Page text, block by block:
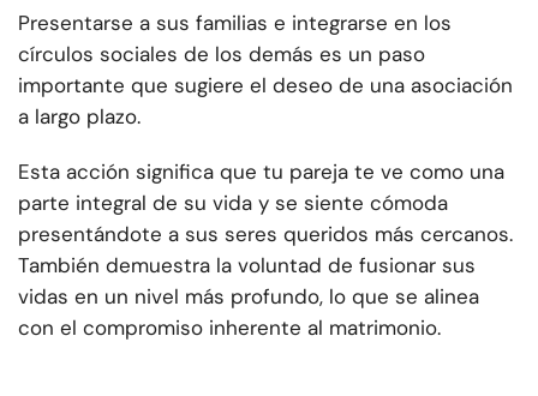
Presentarse a sus familias e integrarse en los
círculos sociales de los demás es un paso
importante que sugiere el deseo de una asociación
a largo plazo.
Esta acción significa que tu pareja te ve como una
parte integral de su vida y se siente cómoda
presentándote a sus seres queridos más cercanos.
También demuestra la voluntad de fusionar sus
vidas en un nivel más profundo, lo que se alinea
con el compromiso inherente al matrimonio.